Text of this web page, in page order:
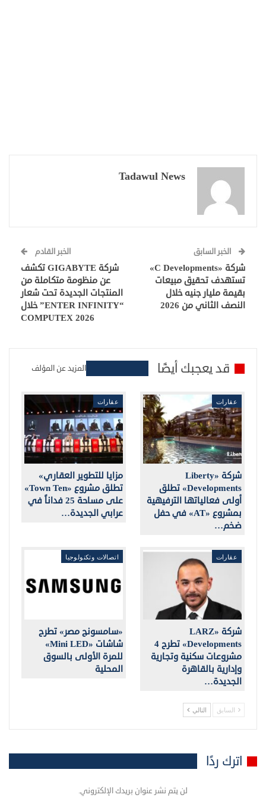
Tadawul News
الخبر السابق
شركة «C Developments»
تستهدف تحقيق مبيعات
بقيمة مليار جنيه خلال
النصف الثاني من 2026
الخبر القادم
شركة GIGABYTE تكشف
عن منظومة متكاملة من
المنتجات الجديدة تحت شعار
“ENTER INFINITY” خلال
COMPUTEX 2026
قد يعجبك أيضًا المزيد عن المؤلف
عقارات
شركة «Liberty
Developments» تطلق
أولى فعالياتها الترفيهية
بمشروع «AT» في حفل
ضخم…
عقارات
مزايا للتطوير العقاري»
تطلق مشروع «Town Ten»
على مساحة 25 فداناً في
عرابي الجديدة…
عقارات
شركة «LARZ
Developments» تطرح 4
مشروعات سكنية وتجارية
وإدارية بالقاهرة
الجديدة…
اتصالات وتكنولوجيا
«سامسونج مصر» تطرح
شاشات «Mini LED»
للمرة الأولى بالسوق
المحلية
السابق التالي
اترك ردًا
لن يتم نشر عنوان بريدك الإلكتروني.